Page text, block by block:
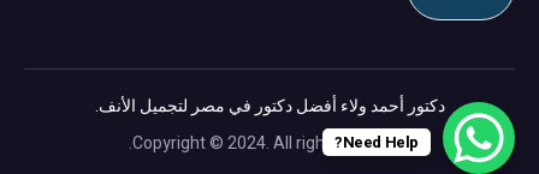
دكتور أحمد ولاء أفضل دكتور في مصر لتجميل الأنف.
Copyright © 2024. All rights reserved.
Need Help?